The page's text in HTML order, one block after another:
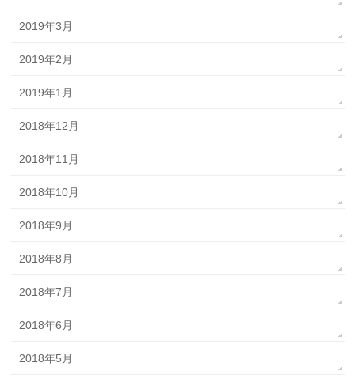
2019年3月
2019年2月
2019年1月
2018年12月
2018年11月
2018年10月
2018年9月
2018年8月
2018年7月
2018年6月
2018年5月